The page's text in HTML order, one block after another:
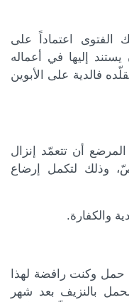
الفتوى اعتماداً على
إليها في أعماله
فالدية على الأبوين
أن تتعمّد إنزال
وذلك لتكمل إرضاع
والكفارة.
وكنت رافضة لهذا
بالنزيف بعد شهر